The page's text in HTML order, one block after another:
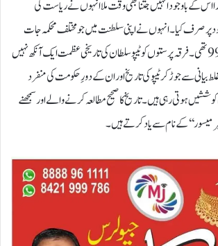
کے باوجو د انہیں جتنا بھی وقت ملا انہوں نے ریاست کی
پر صرف کیا۔ انہوں نے اپنی سلطنت میں جو مختلف محکمہ جات
قائم کئے تھے ان کی تعداد 99 تھی۔فرقہ پرستوں کو ٹیپو سلطان کی تاریخی عظمت ایک آنکھ نہیں
سے جوڑکر ٹیپو کی تاریخ اور ان کے دورِ حکومت کی منفرد
ہوتی رہی ہیں ۔تاریخ کا صحیح مطالعہ کرنے والے اورسمجھنے
کے نام سے یاد کرتے ہیں ۔